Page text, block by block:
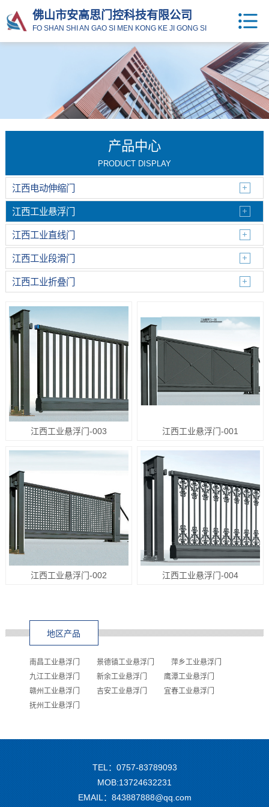
佛山市安高思门控科技有限公司
FO SHAN SHI AN GAO SI MEN KONG KE JI GONG SI
产品中心
PRODUCT DISPLAY
江西电动伸缩门
江西工业悬浮门
江西工业直线门
江西工业段滑门
江西工业折叠门
江西工业悬浮门-003 江西工业悬浮门-001
江西工业悬浮门-002 江西工业悬浮门-004
地区产品
南昌工业悬浮门 景德镇工业悬浮门
萍乡工业悬浮门
九江工业悬浮门
新余工业悬浮门
鹰潭工业悬浮门
赣州工业悬浮门
吉安工业悬浮门
宜春工业悬浮门
抚州工业悬浮门
TEL：0757-83789093
MOB:13724632231
EMAIL：843887888@qq.com